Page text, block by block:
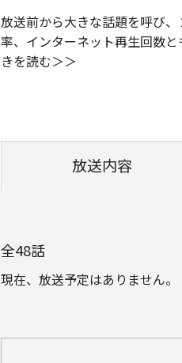
放送前から大きな話題を呼び
率、インターネット再生回数
きを読む
放送内容
全48話
現在、放送予定はありません。